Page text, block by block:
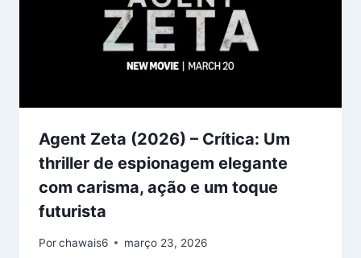
Agent Zeta (2026) – Crítica: Um
thriller de espionagem elegante
com carisma, ação e um toque
futurista
Porchawais6 março 23, 2026